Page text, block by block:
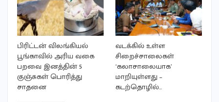
பிரிட்டன் விலங்கியல்
பூங்காவில் அரிய வகை
பறவை இனத்தின் 5
குஞ்சுகள் பொரித்து
சாதனை
வடக்கில் உள்ள
சிறைச்சாலைகள்
‘கலாசாலையாக’
மாறியுள்ளது –
கடற்தொழில்…